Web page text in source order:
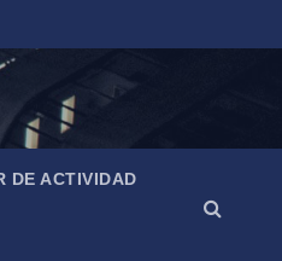
DE ACTIVIDAD